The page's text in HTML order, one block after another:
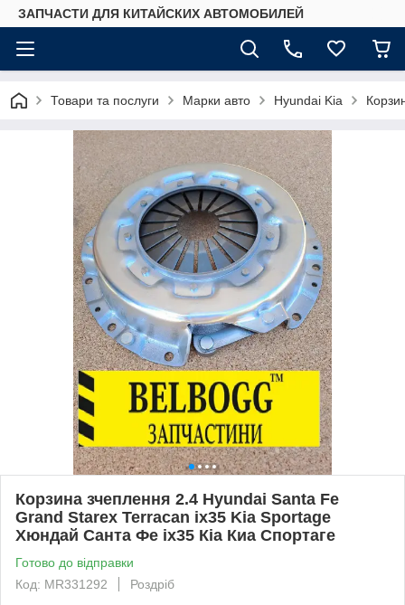
ЗАПЧАСТИ ДЛЯ КИТАЙСКИХ АВТОМОБИЛЕЙ
Товари та послуги Марки авто Hyundai Kia
Корзина зчеплення 2.4 Hyundai Santa Fe
Grand Starex Terracan ix35 Kia Sportage
Хюндай Санта Фе іх35 Кіа Киа Спортаге
Готово до відправки
Код: MR331292
Роздріб